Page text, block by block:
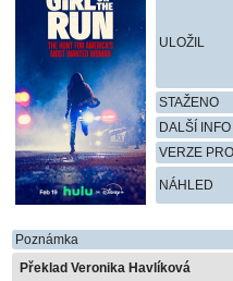
ULOŽIL
STAŽENO
DALŠÍ INFO
VERZE PRO
NÁHLED
Poznámka
Překlad Veronika Havlíková